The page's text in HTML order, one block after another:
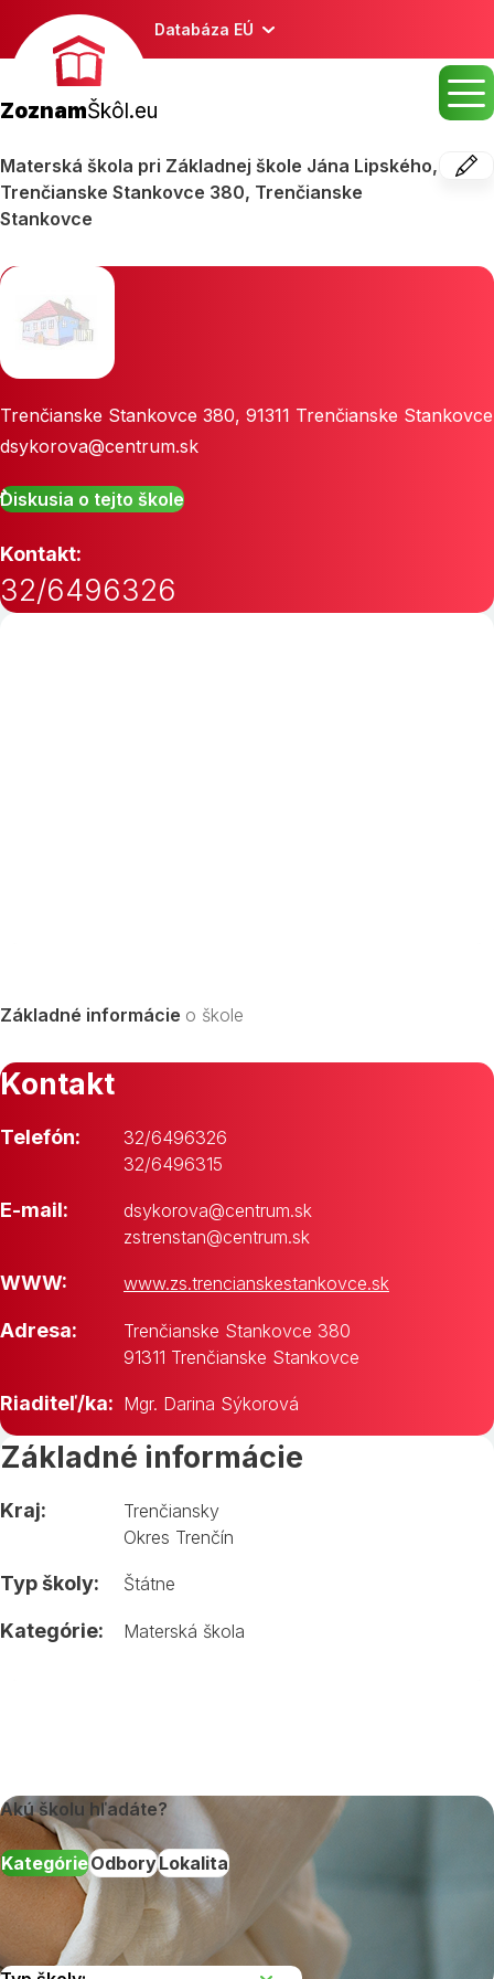
Databáza EÚ
ZoznamŠkôl.eu
Materská škola pri Základnej škole Jána Lipského,
Trenčianske Stankovce 380, Trenčianske
Stankovce
Trenčianske Stankovce 380, 91311 Trenčianske Stankovce
dsykorova@centrum.sk
Diskusia o tejto škole
Kontakt:
32/6496326
Základné informácie o škole
Kontakt
Telefón:
32/6496326
32/6496315
E-mail:
dsykorova@centrum.sk
zstrenstan@centrum.sk
WWW: www.zs.trencianskestankovce.sk
Adresa:
Trenčianske Stankovce 380
91311 Trenčianske Stankovce
Riaditeľ/ka: Mgr. Darina Sýkorová
Základné informácie
Kraj:
Trenčiansky
Okres Trenčín
Typ školy: Štátne
Kategórie: Materská škola
Akú školu hľadáte?
KategórieOdboryLokalita